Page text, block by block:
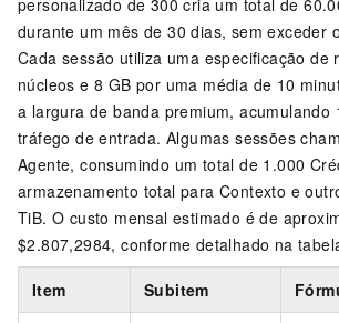
personalizado de 300 cria um total de
durante um mês de 30 dias, sem exceder
Cada sessão utiliza uma especificação de
núcleos e 8 GB por uma média de 10
a largura de banda premium, acumulando
tráfego de entrada. Algumas sessões
Agente, consumindo um total de 1.000
armazenamento total para Contexto e
TiB. O custo mensal estimado é de
$2.807,2984, conforme detalhado na
Item Subitem